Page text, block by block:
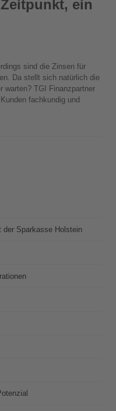
ein
sind die Zinsen für
Da stellt sich natürlich die
warten? TGI Finanzpartner
fachkundig und
der Sparkasse Holstein